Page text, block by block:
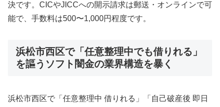
決です。CICやJICCへの開示請求は郵送・オンラインで可
能で、手数料は500〜1,000円程度です。
浜松市西区で「任意整理中でも借りれる」
を謳うソフト闇金の業界構造を暴く
浜松市西区で「任意整理中 借りれる」「自己破産後 即日